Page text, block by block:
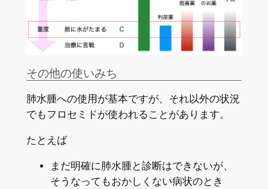
その他の使いみち
肺水腫への使用が基本ですが、それ以外の状況
でもフロセミドが使われることがあります。
たとえば
まだ明確に肺水腫と診断はできないが、
そうなってもおかしくない病状のとき